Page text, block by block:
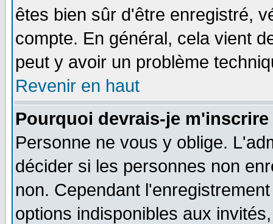
êtes bien sûr d'être enregistré,
compte. En général, cela vient
peut y avoir un problème
Revenir en haut
Pourquoi devrais-je
Personne ne vous y oblige.
décider si les personnes non
non. Cependant
options indisponibles aux